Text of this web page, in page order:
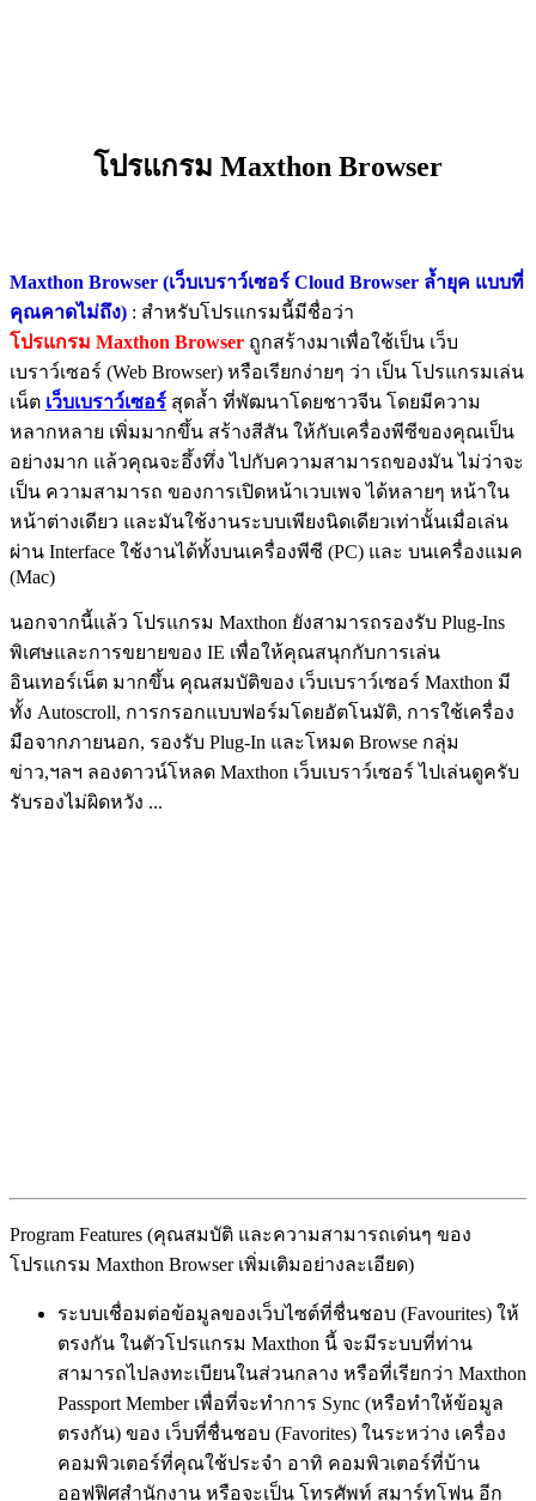
โปรแกรม Maxthon Browser
Maxthon Browser (เว็บเบราว์เซอร์ Cloud Browser ล้ำยุค แบบที่
คุณคาดไม่ถึง) : สำหรับโปรแกรมนี้มีชื่อว่า
โปรแกรม Maxthon Browser ถูกสร้างมาเพื่อใช้เป็น เว็บ
เบราว์เซอร์ (Web Browser) หรือเรียกง่ายๆ ว่า เป็น โปรแกรมเล่น
เน็ต เว็บเบราว์เซอร์ สุดล้ำ ที่พัฒนาโดยชาวจีน โดยมีความ
หลากหลาย เพิ่มมากขึ้น สร้างสีสัน ให้กับเครื่องพีซีของคุณเป็น
อย่างมาก แล้วคุณจะอึ้งทึ่ง ไปกับความสามารถของมัน ไม่ว่าจะ
เป็น ความสามารถ ของการเปิดหน้าเวบเพจ ได้หลายๆ หน้าใน
หน้าต่างเดียว และมันใช้งานระบบเพียงนิดเดียวเท่านั้นเมื่อเล่น
ผ่าน Interface ใช้งานได้ทั้งบนเครื่องพีซี (PC) และ บนเครื่องแมค
(Mac)
นอกจากนี้แล้ว โปรแกรม Maxthon ยังสามารถรองรับ Plug-Ins
พิเศษและการขยายของ IE เพื่อให้คุณสนุกกับการเล่น
อินเทอร์เน็ต มากขึ้น คุณสมบัติของ เว็บเบราว์เซอร์ Maxthon มี
ทั้ง Autoscroll, การกรอกแบบฟอร์มโดยอัตโนมัติ, การใช้เครื่อง
มือจากภายนอก, รองรับ Plug-In และโหมด Browse กลุ่ม
ข่าว,ฯลฯ ลองดาวน์โหลด Maxthon เว็บเบราว์เซอร์ ไปเล่นดูครับ
รับรองไม่ผิดหวัง ...
Program Features (คุณสมบัติ และความสามารถเด่นๆ ของ
โปรแกรม Maxthon Browser เพิ่มเติมอย่างละเอียด)
ระบบเชื่อมต่อข้อมูลของเว็บไซต์ที่ชื่นชอบ (Favourites) ให้
ตรงกัน ในตัวโปรแกรม Maxthon นี้ จะมีระบบที่ท่าน
สามารถไปลงทะเบียนในส่วนกลาง หรือที่เรียกว่า Maxthon
Passport Member เพื่อที่จะทำการ Sync (หรือทำให้ข้อมูล
ตรงกัน) ของ เว็บที่ชื่นชอบ (Favorites) ในระหว่าง เครื่อง
คอมพิวเตอร์ที่คุณใช้ประจำ อาทิ คอมพิวเตอร์ที่บ้าน
ออฟฟิศสำนักงาน หรือจะเป็น โทรศัพท์ สมาร์ทโฟน อีก